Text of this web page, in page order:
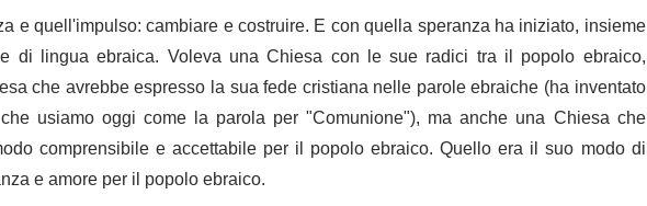
e quell'impulso: cambiare e costruire. E con quella speranza ha iniziato, insieme
di lingua ebraica. Voleva una Chiesa con le sue radici tra il popolo ebraico,
che avrebbe espresso la sua fede cristiana nelle parole ebraiche (ha inventato
usiamo oggi come la parola per "Comunione"), ma anche una Chiesa che
comprensibile e accettabile per il popolo ebraico. Quello era il suo modo di
e amore per il popolo ebraico.